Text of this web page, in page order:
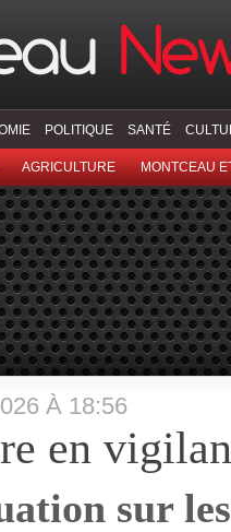
POLITIQUE SANTÉ
AGRICULTURE MONTCEAU
À 18:56
en
sur